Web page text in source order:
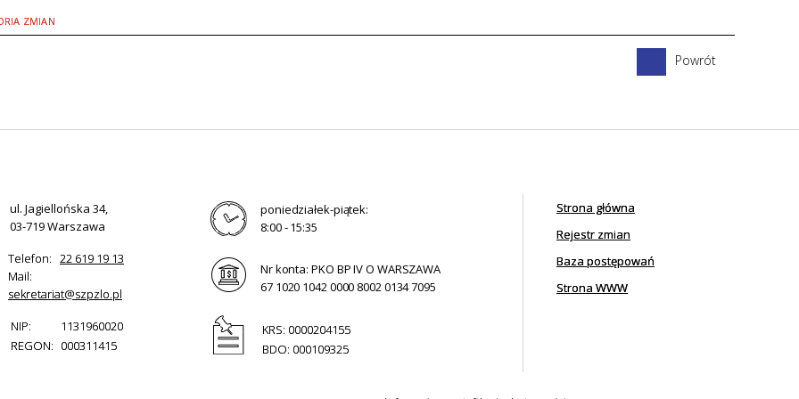
ZMIAN
Powrót
ul. Jagiellońska 34,
03-719 Warszawa
Telefon: 22 619 19 13
Mail:
sekretariat@szpzlo.pl
NIP:
1131960020
REGON: 000311415
poniedziałek-piątek:
8:00 - 15:35
Nr konta: PKO BP IV O WARSZAWA
67 1020 1042 0000 8002 0134 7095
KRS: 0000204155
BDO: 000109325
Strona główna
Rejestr zmian
Baza postępowań
Strona WWW